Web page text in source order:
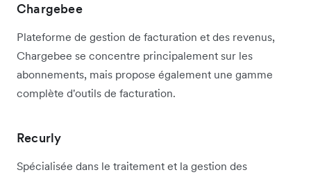
Chargebee
Plateforme de gestion de facturation et des revenus,
Chargebee se concentre principalement sur les
abonnements, mais propose également une gamme
complète d'outils de facturation.
Recurly
Spécialisée dans le traitement et la gestion des